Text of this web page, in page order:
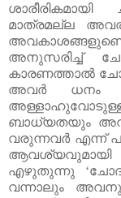
ശാരീരികമായി
മാത്രമല്ല
അനുസരിച്ച്
കാരണത്താൽ
അവർ
ധനം
ബാധ്യതയും
വരുന്നവർ എന്ന്
ആവശ്യവുമായി
എഴുതുന്നു
വന്നാലും
അവനു